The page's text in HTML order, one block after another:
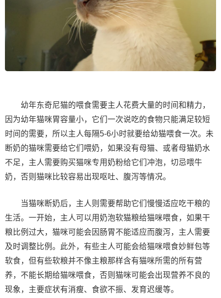
幼年东奇尼猫的喂食需要主人花费大量的时间和精力，
因为幼年猫咪胃容量小，它们一次说吃的食物只能满足较短
时间的需要，所以主人每隔5-6小时就要给幼猫喂食一次。未
断奶的猫咪需要给它们喂奶，如果没有母猫、或者母猫奶水
不足，主人需要购买猫咪专用奶粉给它们冲泡，切忌喂牛
奶，否则猫咪比较容易出现呕吐、腹泻等情况。
当猫咪断奶后，主人则需要帮助它们慢慢适应吃干粮的
生活。一开始，主人可以用奶泡软猫粮给猫咪喂食，如果干
粮比例过大，猫咪可能会因肠胃不能适应而腹泻，主人需要
及时调整比例。此外，有些主人可能会给猫咪喂食妙鲜包等
软食，但有些软粮并不像主粮那样含有猫咪所需的所有营
养，不能长期给猫咪喂食，否则猫咪可能会出现营养不良的
现象，主要症状有消瘦、食欲不振、发育迟缓等。